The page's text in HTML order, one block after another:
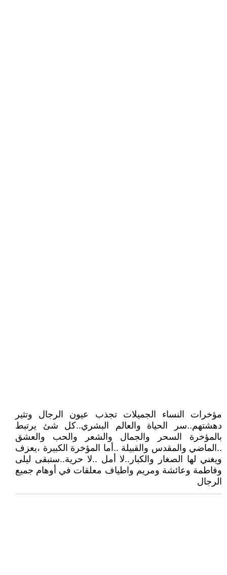
مؤخرات النساء الجميلات تجذب عيون الرجال وتثير
دهشتهم..سر الحياة والعالم البشري..كل شئ يرتبط
بالمؤخرة السحر والجمال والشعر والحب والعشق
..الماضي والمقدس والقبيلة ..أما المؤخرة الكبيرة ،يعزف
ويغني لها الصغار والكبار..لا أمل ..لا حرية..ستبقى ليلى
وفاطمة وعائشة ومريم واطياف معلقات في أوهام جميع
الرجال